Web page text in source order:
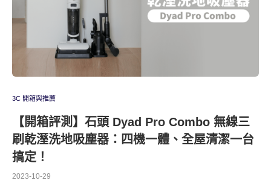
3C 開箱與推薦
【開箱評測】石頭 Dyad Pro Combo 無線三
刷乾溼洗地吸塵器：四機一體、全屋清潔一台
搞定！
2023-10-29